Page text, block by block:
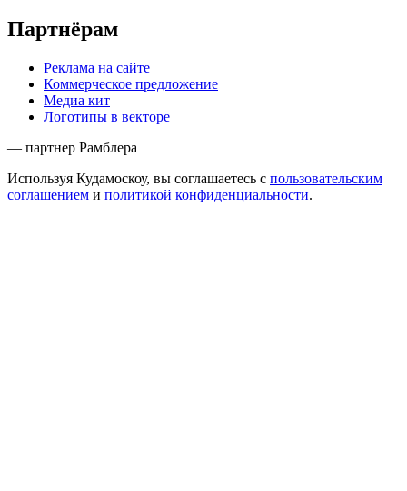
Партнёрам
Реклама на сайте
Коммерческое предложение
Медиа кит
Логотипы в векторе
— партнер Рамблера
Используя Кудамоскоу, вы соглашаетесь с пользовательским
соглашением и политикой конфиденциальности.